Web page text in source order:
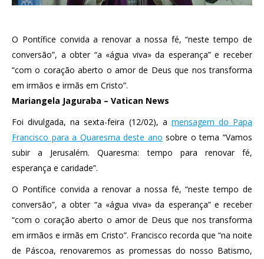
O Pontífice convida a renovar a nossa fé, “neste tempo de
conversão”, a obter “a «água viva» da esperança” e receber
“com o coração aberto o amor de Deus que nos transforma
em irmãos e irmãs em Cristo”.
Mariangela Jaguraba – Vatican News
Foi divulgada, na sexta-feira (12/02), a mensagem do Papa
Francisco para a Quaresma deste ano sobre o tema “Vamos
subir a Jerusalém. Quaresma: tempo para renovar fé,
esperança e caridade”.
O Pontífice convida a renovar a nossa fé, “neste tempo de
conversão”, a obter “a «água viva» da esperança” e receber
“com o coração aberto o amor de Deus que nos transforma
em irmãos e irmãs em Cristo”. Francisco recorda que “na noite
de Páscoa, renovaremos as promessas do nosso Batismo,